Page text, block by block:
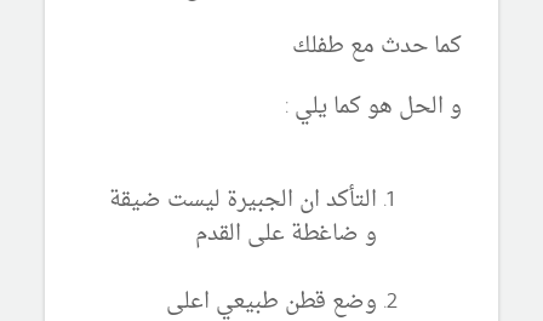
كما حدث مع طفلك
و الحل هو كما يلي :
التأكد ان الجبيرة ليست ضيقة
و ضاغطة على القدم
وضع قطن طبيعي اعلى